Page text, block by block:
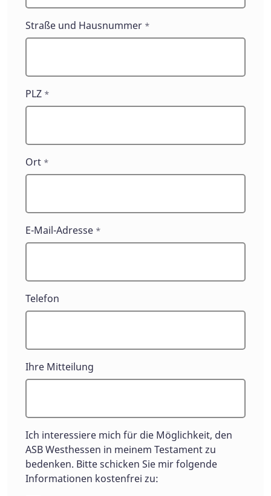
Straße und Hausnummer *
PLZ *
Ort *
E-Mail-Adresse *
Telefon
Ihre Mitteilung
Ich interessiere mich für die Möglichkeit, den
ASB Westhessen in meinem Testament zu
bedenken. Bitte schicken Sie mir folgende
Informationen kostenfrei zu: